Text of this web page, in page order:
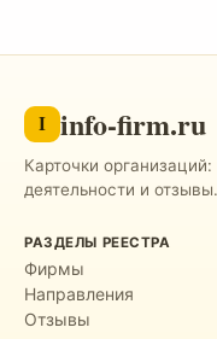
I info-firm.ru
Карточки
деятельности и отзывы.
РАЗДЕЛЫ РЕЕСТРА
Фирмы
Направления
Отзывы